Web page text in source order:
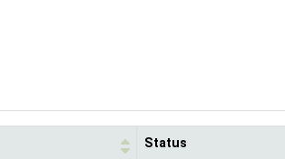
Status